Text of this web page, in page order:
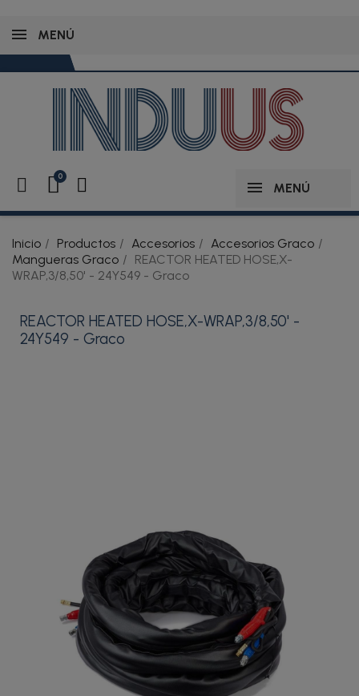
MENÚ
MENÚ
Inicio Productos Accesorios
Accesorios Graco
Mangueras Graco
REACTOR HEATED HOSE,X-
WRAP,3/8,50' - 24Y549 - Graco
REACTOR HEATED HOSE,X-WRAP,3/8,50' -
24Y549 - Graco